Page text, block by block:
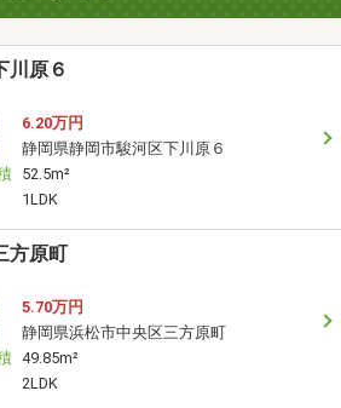
川原６
6.20万円
静岡県静岡市駿河区下川原６
52.5m²
1LDK
方原町
5.70万円
静岡県浜松市中央区三方原町
49.85m²
2LDK